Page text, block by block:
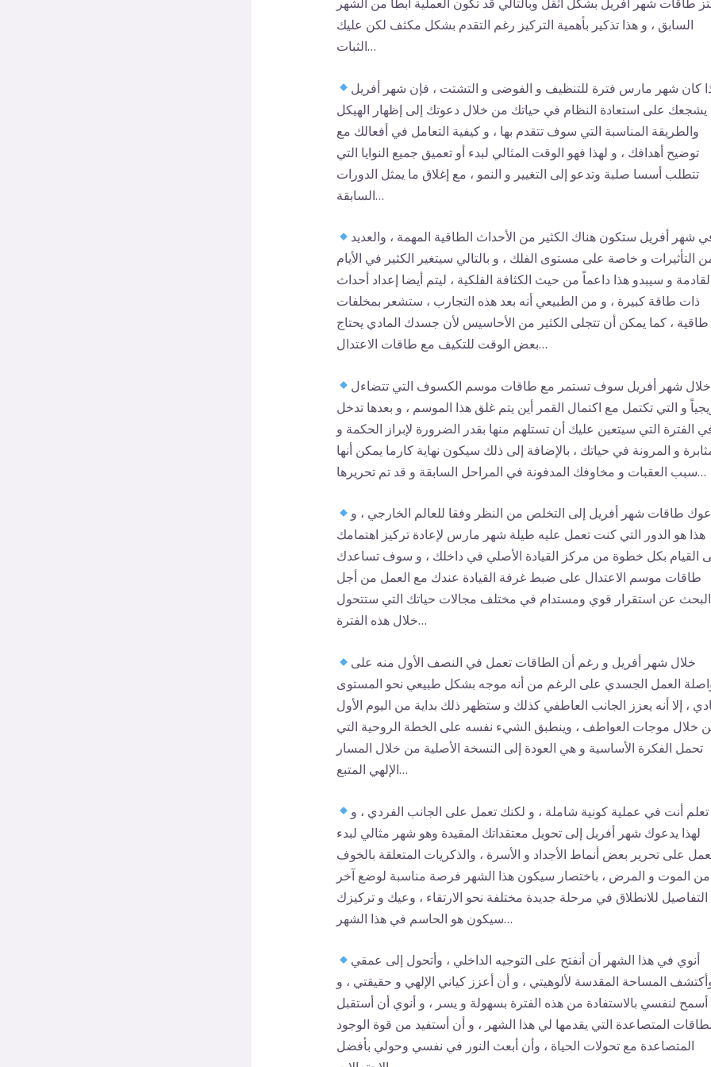
السابق ، و هذا تذكير بأهمية التركيز رغم التقدم بشكل مكثف لكن عليك
الثبات…
كان شهر مارس فترة للتنظيف و الفوضى و التشتت ، فإن شهر أفريل
يشجعك على استعادة النظام في حياتك من خلال دعوتك إلى إظهار الهيكل
والطريقة المناسبة التي سوف تتقدم بها ، و كيفية التعامل في أفعالك مع
توضيح أهدافك ، و لهذا فهو الوقت المثالي لبدء أو تعميق جميع النوايا التي
تتطلب أسسا صلبة وتدعو إلى التغيير و النمو ، مع إغلاق ما يمثل الدورات
السابقة…
شهر أفريل ستكون هناك الكثير من الأحداث الطاقية المهمة ، والعديد
التأثيرات و خاصة على مستوى الفلك ، و بالتالي سيتغير الكثير في الأيام
و سيبدو هذا داعماً من حيث الكثافة الفلكية ، ليتم أيضا إعداد أحداث
ذات طاقة كبيرة ، و من الطبيعي أنه بعد هذه التجارب ، ستشعر بمخلفات
طاقية ، كما يمكن أن تتجلى الكثير من الأحاسيس لأن جسدك المادي يحتاج
بعض الوقت للتكيف مع طاقات الاعتدال…
خلال شهر أفريل سوف تستمر مع طاقات موسم الكسوف التي تتضاءل
و التي تكتمل مع اكتمال القمر أين يتم غلق هذا الموسم ، و بعدها تدخل
الفترة التي سيتعين عليك أن تستلهم منها بقدر الضرورة لإبراز الحكمة و
و المرونة في حياتك ، بالإضافة إلى ذلك سيكون نهاية كارما يمكن أنها
سبب العقبات و مخاوفك المدفونة في المراحل السابقة و قد تم تحريرها…
طاقات شهر أفريل إلى التخلص من النظر وفقا للعالم الخارجي ، و
هذا هو الدور التي كنت تعمل عليه طيلة شهر مارس لإعادة تركيز اهتمامك
القيام بكل خطوة من مركز القيادة الأصلي في داخلك ، و سوف تساعدك
طاقات موسم الاعتدال على ضبط غرفة القيادة عندك مع العمل من أجل
البحث عن استقرار قوي ومستدام في مختلف مجالات حياتك التي ستتحول
خلال هذه الفترة…
خلال شهر أفريل و رغم أن الطاقات تعمل في النصف الأول منه على
العمل الجسدي على الرغم من أنه موجه بشكل طبيعي نحو المستوى
، إلا أنه يعزز الجانب العاطفي كذلك و ستظهر ذلك بداية من اليوم الأول
خلال موجات العواطف ، وينطبق الشيء نفسه على الخطة الروحية التي
تحمل الفكرة الأساسية و هي العودة إلى النسخة الأصلية من خلال المسار
الإلهي المتبع…
تعلم أنت في عملية كونية شاملة ، و لكنك تعمل على الجانب الفردي ، و
لهذا يدعوك شهر أفريل إلى تحويل معتقداتك المقيدة وهو شهر مثالي لبدء
على تحرير بعض أنماط الأجداد و الأسرة ، والذكريات المتعلقة بالخوف
من الموت و المرض ، باختصار سيكون هذا الشهر فرصة مناسبة لوضع آخر
التفاصيل للانطلاق في مرحلة جديدة مختلفة نحو الارتقاء ، وعيك و تركيزك
سيكون هو الحاسم في هذا الشهر…
أنوي في هذا الشهر أن أنفتح على التوجيه الداخلي ، وأتحول إلى عمقي
المساحة المقدسة لألوهيتي ، و أن أعزز كياني الإلهي و حقيقتي ، و
أسمح لنفسي بالاستفادة من هذه الفترة بسهولة و يسر ، و أنوي أن أستقبل
المتصاعدة التي يقدمها لي هذا الشهر ، و أن أستفيد من قوة الوجود
المتصاعدة مع تحولات الحياة ، وأن أبعث النور في نفسي وحولي بأفضل